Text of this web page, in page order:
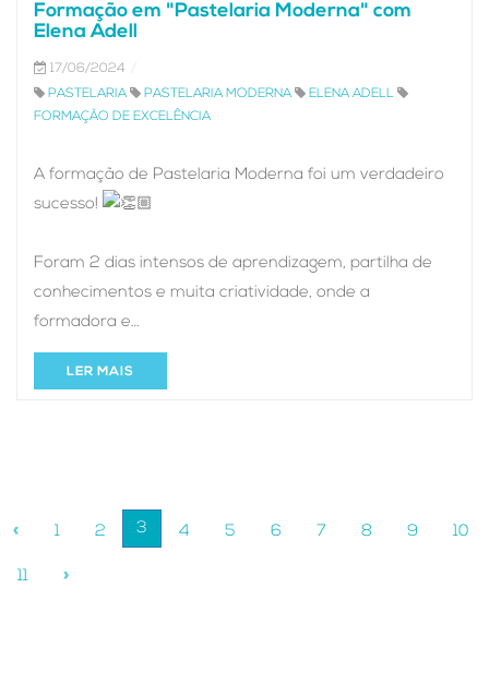
Formação em "Pastelaria Moderna" com
Elena Adell
17/06/2024
PASTELARIA
PASTELARIA MODERNA
ELENA ADELL
FORMAÇÃO DE EXCELÊNCIA
A formação de Pastelaria Moderna foi um verdadeiro
sucesso!
Foram 2 dias intensos de aprendizagem, partilha de
conhecimentos e muita criatividade, onde a
formadora e…
LER MAIS
« 1 2 3 (current)
4 5 6 7 8 9 10
11 »